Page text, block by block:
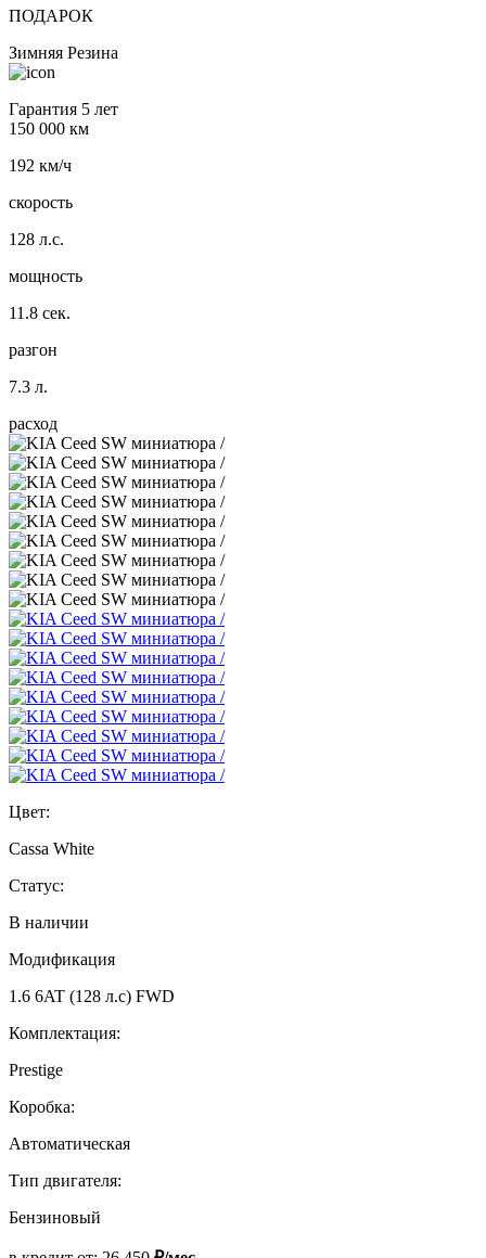
ПОДАРОК
Зимняя Резина
Гарантия 5 лет
150 000 км
192 км/ч
скорость
128 л.с.
мощность
11.8 сек.
разгон
7.3 л.
расход
Цвет:
Cassa White
Статус:
В наличии
Модификация
1.6 6AT (128 л.с) FWD
Комплектация:
Prestige
Коробка:
Автоматическая
Тип двигателя:
Бензиновый